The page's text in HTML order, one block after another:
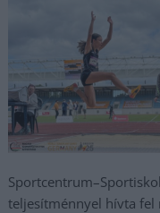
teljesítménnyel hívta fel